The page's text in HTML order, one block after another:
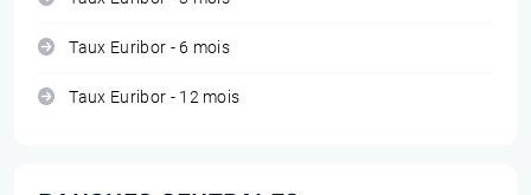
Taux Euribor - 6 mois
Taux Euribor - 12 mois